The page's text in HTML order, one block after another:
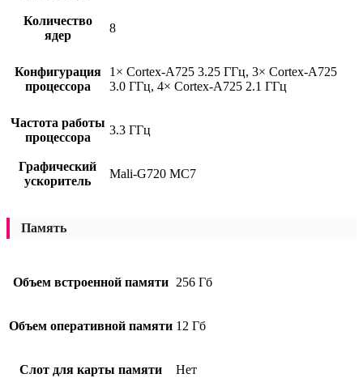
Количество
ядер
8
Конфигурация
процессора
1× Cortex-A725 3.25 ГГц, 3× Cortex-A725
3.0 ГГц, 4× Cortex-A725 2.1 ГГц
Частота работы
процессора
3.3 ГГц
Графический
ускоритель
Mali-G720 MC7
Память
Объем встроенной памяти 256 Гб
Объем оперативной памяти 12 Гб
Слот для карты памяти Нет